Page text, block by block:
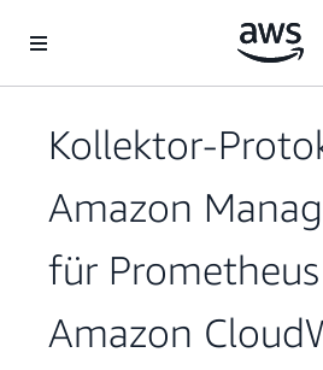
Überspringen zum Hauptinhalt
Kollektor-
Amazon
für
Amazon